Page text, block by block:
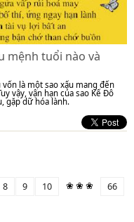
mệnh tuổi nào và
là một sao xấu mang đến
vậy, vận hạn của sao Kế Đô
gặp dữ hóa lành.
8 9 10 ❀ ❀ ❀
66